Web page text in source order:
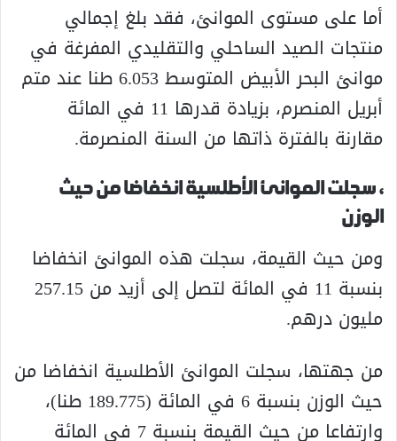
أما على مستوى الموانئ، فقد بلغ إجمالي
منتجات الصيد الساحلي والتقليدي المفرغة في
موانئ البحر الأبيض المتوسط 6.053 طنا عند متم
أبريل المنصرم، بزيادة قدرها 11 في المائة
مقارنة بالفترة ذاتها من السنة المنصرمة.
، سجلت الموانئ الأطلسية انخفاضا من حيث
الوزن
ومن حيث القيمة، سجلت هذه الموانئ انخفاضا
بنسبة 11 في المائة لتصل إلى أزيد من 257.15
مليون درهم.
من جهتها، سجلت الموانئ الأطلسية انخفاضا من
حيث الوزن بنسبة 6 في المائة (189.775 طنا)،
وارتفاعا من حيث القيمة بنسبة 7 في المائة